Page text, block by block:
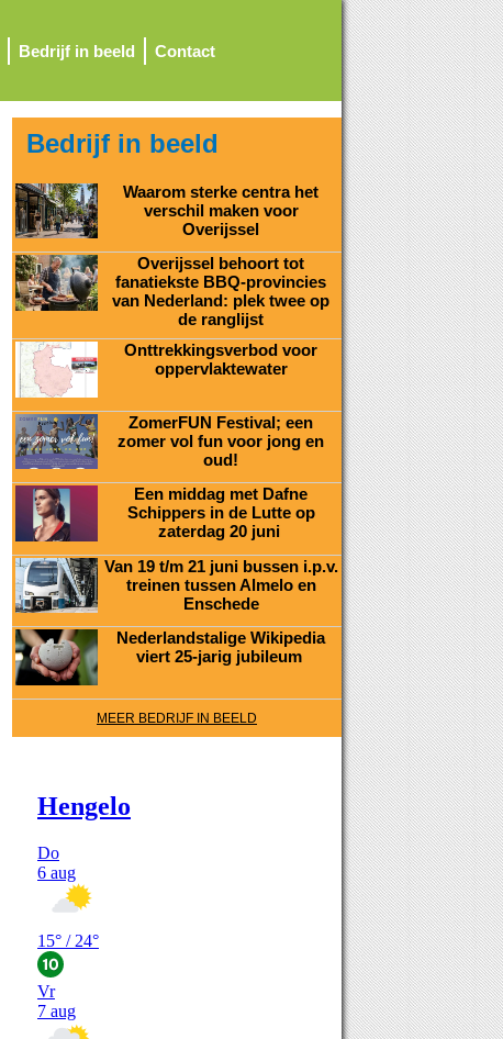
Bedrijf in beeld Contact
Bedrijf in beeld
Waarom sterke centra het
verschil maken voor
Overijssel
Overijssel behoort tot
fanatiekste BBQ-provincies
van Nederland: plek twee op
de ranglijst
Onttrekkingsverbod voor
oppervlaktewater
ZomerFUN Festival; een
zomer vol fun voor jong en
oud!
Een middag met Dafne
Schippers in de Lutte op
zaterdag 20 juni
Van 19 t/m 21 juni bussen i.p.v.
treinen tussen Almelo en
Enschede
Nederlandstalige Wikipedia
viert 25-jarig jubileum
MEER BEDRIJF IN BEELD